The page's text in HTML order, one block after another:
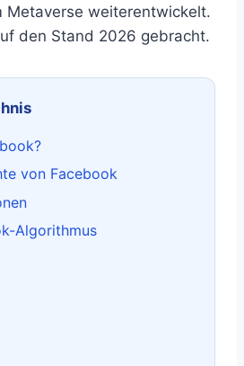
Metaverse weiterentwickelt.
den Stand 2026 gebracht.
von Facebook
Algorithmus